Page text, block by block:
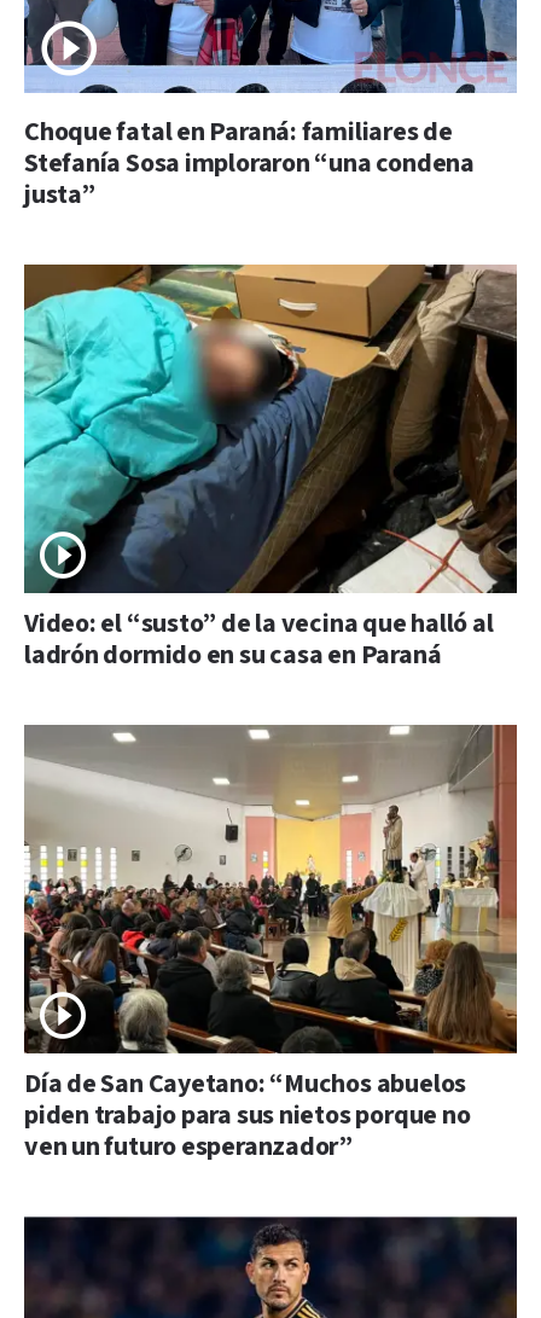
Choque fatal en Paraná: familiares de
Stefanía Sosa imploraron “una condena
justa”
Video: el “susto” de la vecina que halló al
ladrón dormido en su casa en Paraná
Día de San Cayetano: “Muchos abuelos
piden trabajo para sus nietos porque no
ven un futuro esperanzador”